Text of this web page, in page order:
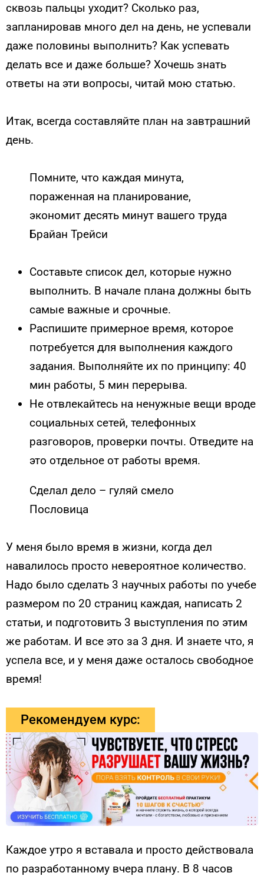
сквозь пальцы уходит? Сколько раз,
запланировав много дел на день, не успевали
даже половины выполнить? Как успевать
делать все и даже больше? Хочешь знать
ответы на эти вопросы, читай мою статью.
Итак, всегда составляйте план на завтрашний
день.
Помните, что каждая минута,
пораженная на планирование,
экономит десять минут вашего труда
Брайан Трейси
Составьте список дел, которые нужно
выполнить. В начале плана должны быть
самые важные и срочные.
Распишите примерное время, которое
потребуется для выполнения каждого
задания. Выполняйте их по принципу: 40
мин работы, 5 мин перерыва.
Не отвлекайтесь на ненужные вещи вроде
социальных сетей, телефонных
разговоров, проверки почты. Отведите на
это отдельное от работы время.
Сделал дело – гуляй смело
Пословица
У меня было время в жизни, когда дел
навалилось просто невероятное количество.
Надо было сделать 3 научных работы по учебе
размером по 20 страниц каждая, написать 2
статьи, и подготовить 3 выступления по этим
же работам. И все это за 3 дня. И знаете что, я
успела все, и у меня даже осталось свободное
время!
Рекомендуем курс:
Каждое утро я вставала и просто действовала
по разработанному вчера плану. В 8 часов